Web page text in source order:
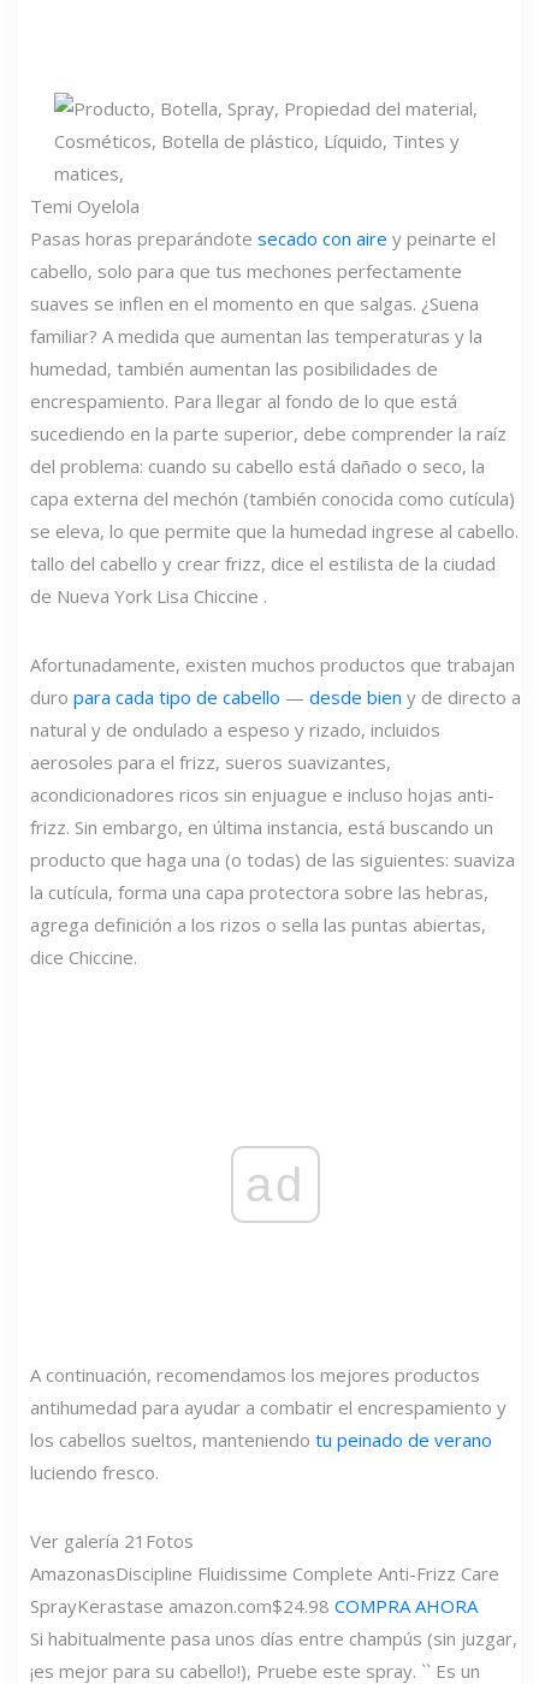
Temi Oyelola
Pasas horas preparándote secado con aire y peinarte el
cabello, solo para que tus mechones perfectamente
suaves se inflen en el momento en que salgas. ¿Suena
familiar? A medida que aumentan las temperaturas y la
humedad, también aumentan las posibilidades de
encrespamiento. Para llegar al fondo de lo que está
sucediendo en la parte superior, debe comprender la raíz
del problema: cuando su cabello está dañado o seco, la
capa externa del mechón (también conocida como cutícula)
se eleva, lo que permite que la humedad ingrese al cabello.
tallo del cabello y crear frizz, dice el estilista de la ciudad
de Nueva York Lisa Chiccine .
Afortunadamente, existen muchos productos que trabajan
duro para cada tipo de cabello — desde bien y de directo a
natural y de ondulado a espeso y rizado, incluidos
aerosoles para el frizz, sueros suavizantes,
acondicionadores ricos sin enjuague e incluso hojas anti-
frizz. Sin embargo, en última instancia, está buscando un
producto que haga una (o todas) de las siguientes: suaviza
la cutícula, forma una capa protectora sobre las hebras,
agrega definición a los rizos o sella las puntas abiertas,
dice Chiccine.
ad
A continuación, recomendamos los mejores productos
antihumedad para ayudar a combatir el encrespamiento y
los cabellos sueltos, manteniendo tu peinado de verano
luciendo fresco.
Ver galería 21 Fotos
AmazonasDiscipline Fluidissime Complete Anti-Frizz Care
SprayKerastase amazon.com$24.98 COMPRA AHORA
Si habitualmente pasa unos días entre champús (sin juzgar,
¡es mejor para su cabello!), Pruebe este spray. `` Es un